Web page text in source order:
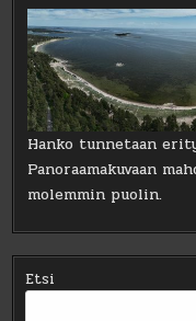
Hanko tunnetaan
Panoraamakuvaan
molemmin puolin.
Etsi